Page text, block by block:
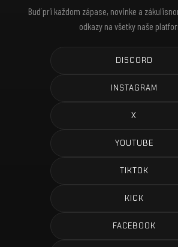
Buď pri každom zápase, novinke a
odkazy na všetky naše
DISCORD
INSTAGRAM
X
YOUTUBE
TIKTOK
KICK
FACEBOOK